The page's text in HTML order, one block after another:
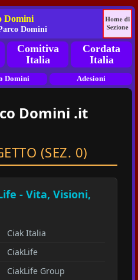
Domini
Domini
Comitiva
Italia
Cordata
Italia
Domini Adesioni
Domini .it
(SEZ. 0)
- Vita, Visioni,
Ciak Italia
CiakLife
CiakLife Group